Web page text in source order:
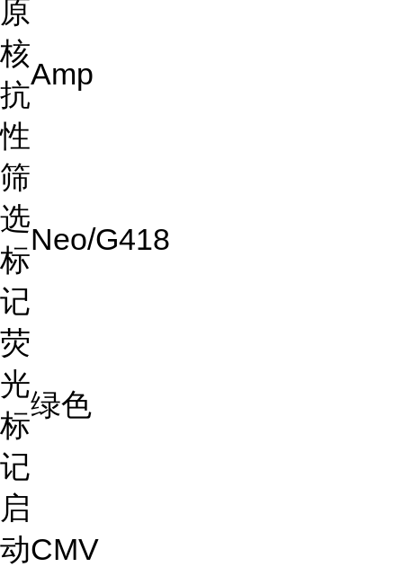
原
核
抗
性
Amp
筛
选
标
记
Neo/G418
荧
光
标
记
绿色
启
动CMV